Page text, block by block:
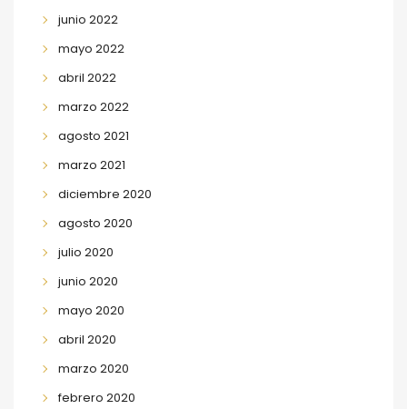
junio 2022
mayo 2022
abril 2022
marzo 2022
agosto 2021
marzo 2021
diciembre 2020
agosto 2020
julio 2020
junio 2020
mayo 2020
abril 2020
marzo 2020
febrero 2020